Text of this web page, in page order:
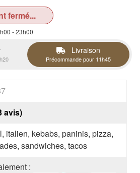
fermé...
- 23h00
Livraison
Précommande pour 11h45
avis)
italien, kebabs, paninis, pizza,
sandwiches, tacos
: